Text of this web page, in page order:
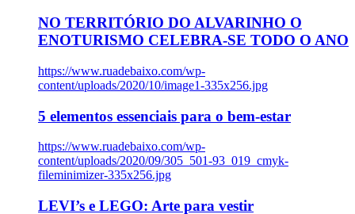
NO TERRITÓRIO DO ALVARINHO O
ENOTURISMO CELEBRA-SE TODO O ANO
https://www.ruadebaixo.com/wp-
content/uploads/2020/10/image1-335x256.jpg
5 elementos essenciais para o bem-estar
https://www.ruadebaixo.com/wp-
content/uploads/2020/09/305_501-93_019_cmyk-
fileminimizer-335x256.jpg
LEVI’s e LEGO: Arte para vestir